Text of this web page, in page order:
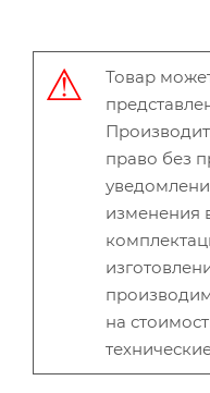
Товар
право без
изменения
на